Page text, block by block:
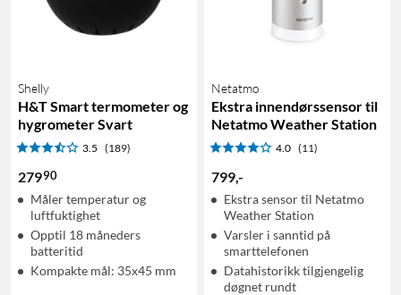
Shelly
H&T Smart termometer og
hygrometer Svart
3.5 (189)
27990
Måler temperatur og
luftfuktighet
Opptil 18 måneders
batteritid
Kompakte mål: 35x45 mm
Netatmo
Ekstra innendørssensor til
Netatmo Weather Station
4.0 (11)
799,-
Ekstra sensor til Netatmo
Weather Station
Varsler i sanntid på
smarttelefonen
Datahistorikk tilgjengelig
døgnet rundt